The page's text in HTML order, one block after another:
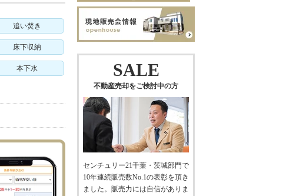
追い焚き
床下収納
本下水 SALE
不動産売却をご検討中の方
センチュリー21千葉・茨城部門で
10年連続販売数No.1の表彰を頂き
ました。販売力には自信がありま